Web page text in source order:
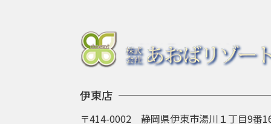
伊東店
〒414-0002 静岡県伊東市湯川１丁目9番